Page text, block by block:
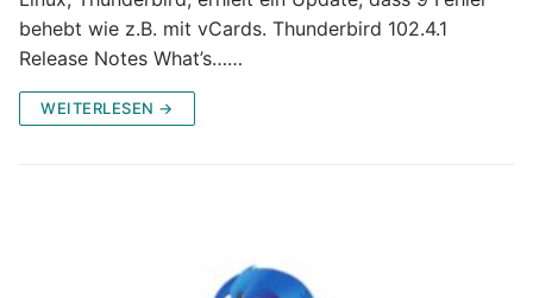
behebt wie z.B. mit vCards. Thunderbird 102.4.1
Release Notes What’s……
WEITERLESEN →